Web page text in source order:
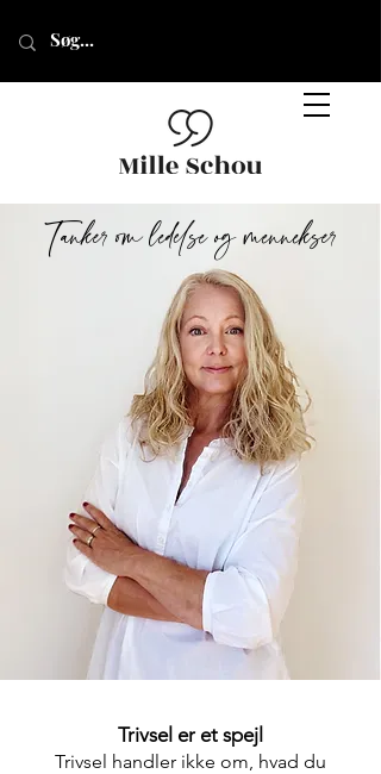
Tanker om ledelse og mennekser
Trivsel er et spejl
Trivsel handler ikke om, hvad du